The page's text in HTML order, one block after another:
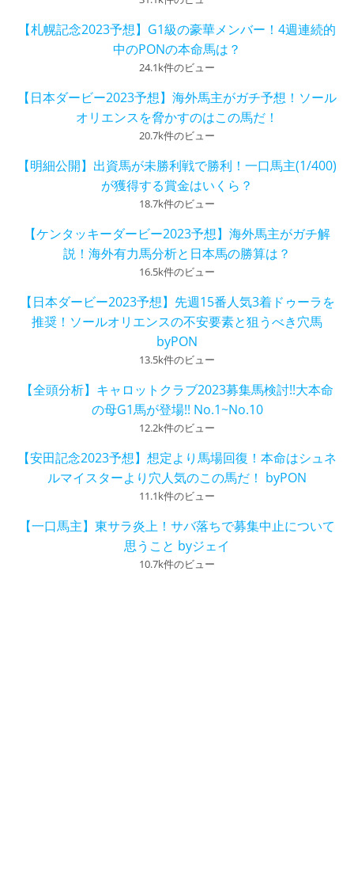
【札幌記念2023予想】G1級の豪華メンバー！4週連続的
中のPONの本命馬は？
24.1k件のビュー
【日本ダービー2023予想】海外馬主がガチ予想！ソール
オリエンスを脅かすのはこの馬だ！
20.7k件のビュー
【明細公開】出資馬が未勝利戦で勝利！一口馬主(1/400)
が獲得する賞金はいくら？
18.7k件のビュー
【ケンタッキーダービー2023予想】海外馬主がガチ解
説！海外有力馬分析と日本馬の勝算は？
16.5k件のビュー
【日本ダービー2023予想】先週15番人気3着ドゥーラを
推奨！ソールオリエンスの不安要素と狙うべき穴馬
byPON
13.5k件のビュー
【全頭分析】キャロットクラブ2023募集馬検討!!大本命
の母G1馬が登場!! No.1~No.10
12.2k件のビュー
【安田記念2023予想】想定より馬場回復！本命はシュネ
ルマイスターより穴人気のこの馬だ！ byPON
11.1k件のビュー
【一口馬主】東サラ炎上！サバ落ちで募集中止について
思うこと byジェイ
10.7k件のビュー